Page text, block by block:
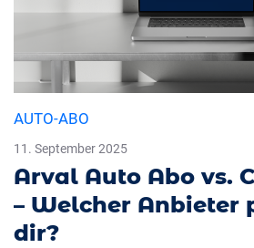
AUTO-ABO
11. September 2025
Arval Auto Abo vs.
– Welcher Anbieter
dir?